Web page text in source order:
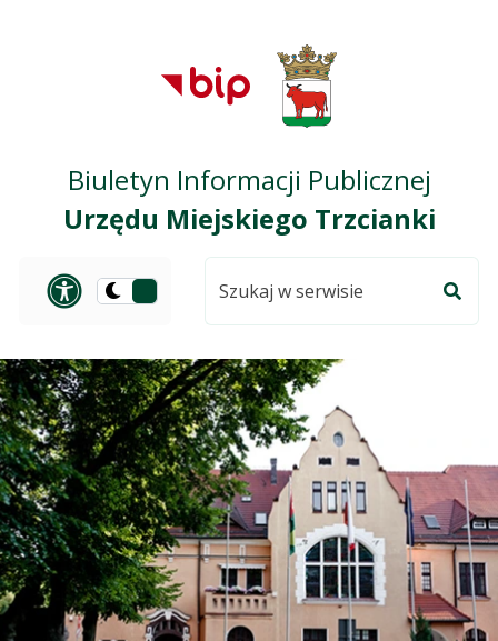
Przejdź do
głównego menu
Przejdź do treści
Przejdź do mapy
serwisu
Biuletyn Informacji Publicznej
Urzędu Miejskiego Trzcianki
Panel dostosowania
Przełącz
ciemną
serwisie